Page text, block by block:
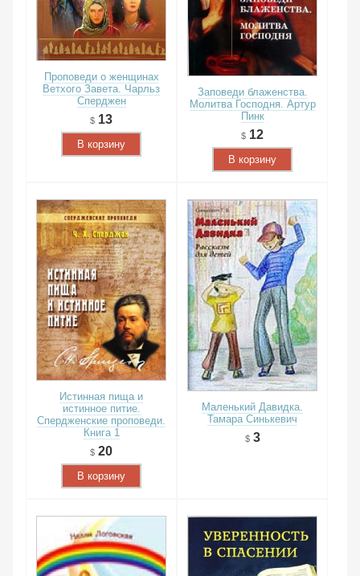
Проповеди о женщинах
Ветхого Завета. Чарльз
Сперджен
13
В корзину
Заповеди блаженства.
Молитва Господня. Артур
Пинк
12
В корзину
Истинная пища и
истинное питие.
Спердженские проповеди.
Книга 1
20
В корзину
Маленький Давидка.
Тамара Синькевич
3